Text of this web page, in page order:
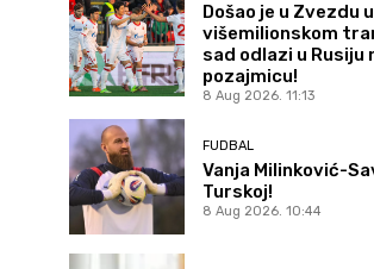
Došao je u Zvezdu u
višemilionskom
sad odlazi u Rusiju
pozajmicu!
8 Aug 2026. 11:13
FUDBAL
Vanja Milinković-
Turskoj!
8 Aug 2026. 10:44